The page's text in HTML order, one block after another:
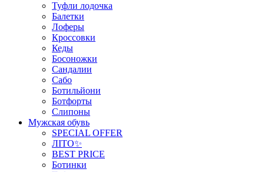
Туфли лодочка
Балетки
Лоферы
Кроссовки
Кеды
Босоножки
Сандалии
Сабо
Ботильйони
Ботфорты
Слипоны
Мужская обувь
SPECIAL OFFER
ЛІТО✨
BEST PRICE
Ботинки